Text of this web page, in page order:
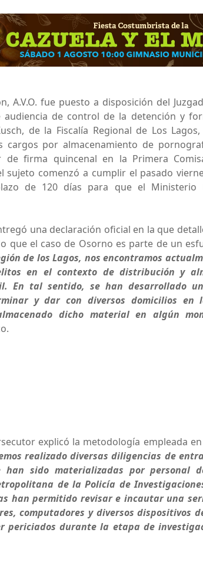
A.V.O. fue puesto a disposición del
audiencia de control de la detención y
de la Fiscalía Regional de Los
cargos por almacenamiento de
de firma quincenal en la Primera
sujeto comenzó a cumplir el pasado
de 120 días para que el Ministerio
una declaración oficial en la que
que el caso de Osorno es parte de un
de los Lagos, nos encontramos
en el contexto de distribución y
En tal sentido, se han desarrollado
y dar con diversos domicilios
dicho material en algún
explicó la metodología empleada
realizado diversas diligencias de
han sido materializadas por personal
de la Policía de
han permitido revisar e incautar una
computadores y diversos dispositivos
periciados durante la etapa de